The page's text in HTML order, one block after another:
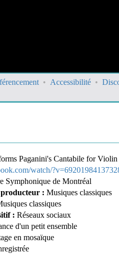
Accessibilité
Paganini's Cantabile for Violin
watch/
Symphonique de Montréal
producteur : Musiques classiques
classiques
: Réseaux sociaux
d'un petit ensemble
en mosaïque